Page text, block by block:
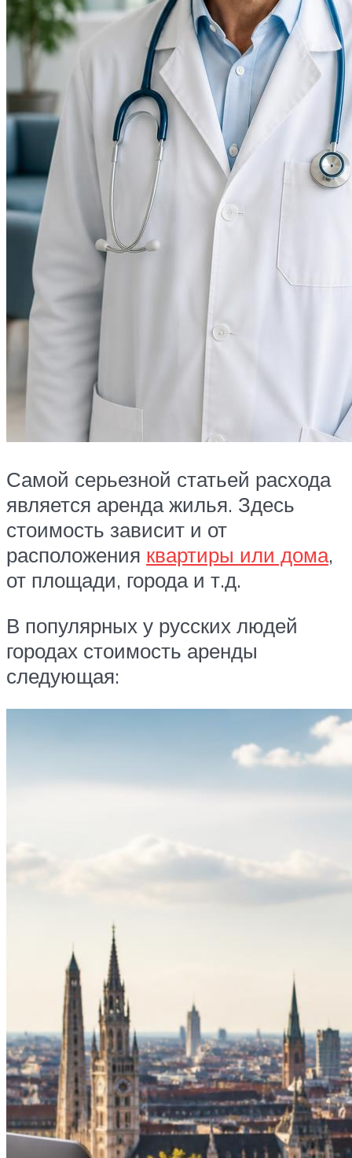
Самой серьезной статьей расхода
является аренда жилья. Здесь
стоимость зависит и от
расположения квартиры или дома,
от площади, города и т.д.
В популярных у русских людей
городах стоимость аренды
следующая: